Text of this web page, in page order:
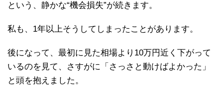
という、静かな“機会損失”が続きます。
私も、1年以上そうしてしまったことがあります。
後になって、最初に見た相場より10万円近く下がって
いるのを見て、さすがに「さっさと動けばよかった」
と頭を抱えました。